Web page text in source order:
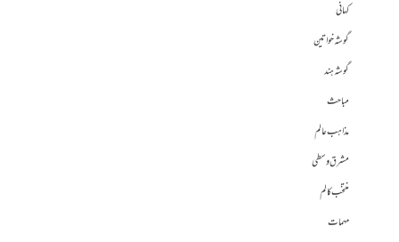
کہانی
گوشہ خواتین
گوشہ ہند
مباحث
مذاہب عالم
مشرق وسطی
منتخب کالم
مہمات